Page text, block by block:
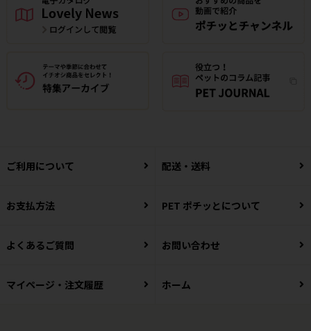
ご利用について 配送・送料
お支払方法 PET ポチッとについて
よくあるご質問 お問い合わせ
マイページ・注文履歴 ホーム